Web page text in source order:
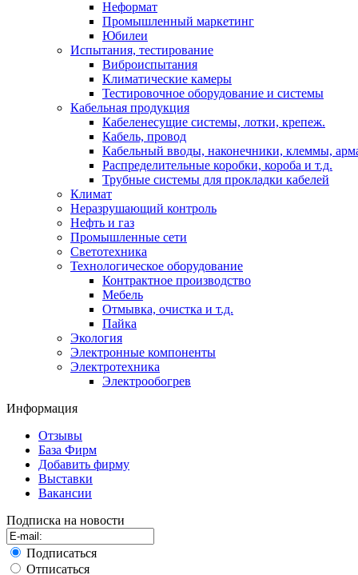
Неформат
Промышленный маркетинг
Юбилеи
Испытания, тестирование
Виброиспытания
Климатические камеры
Тестировочное оборудование и системы
Кабельная продукция
Кабеленесущие системы, лотки, крепеж.
Кабель, провод
Кабельный вводы, наконечники, клеммы,
Распределительные коробки, короба и т.д.
Трубные системы для прокладки кабелей
Климат
Неразрушающий контроль
Нефть и газ
Промышленные сети
Светотехника
Технологическое оборудование
Контрактное производство
Мебель
Отмывка, очистка и т.д.
Пайка
Экология
Электронные компоненты
Электротехника
Электрообогрев
Информация
Отзывы
База Фирм
Добавить фирму
Выставки
Вакансии
Подписка на новости
Подписаться
Отписаться